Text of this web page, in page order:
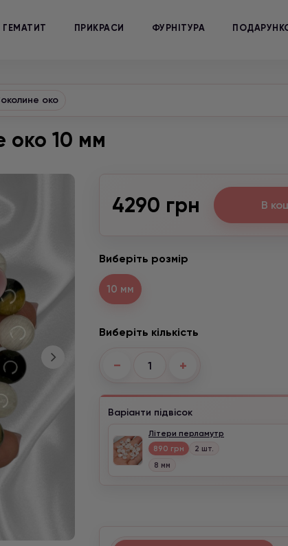
ГЕМАТИТ ПРИКРАСИ ФУРНІТУРА
око
око 10 мм
4290 грн В
Виберіть розмір
10 мм
Виберіть кількість
− +
Варіанти підвісок
Літери перламутр
890 грн
2 шт.
8 мм